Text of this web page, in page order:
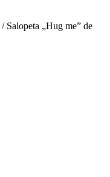
/ Salopeta „Hug me” de